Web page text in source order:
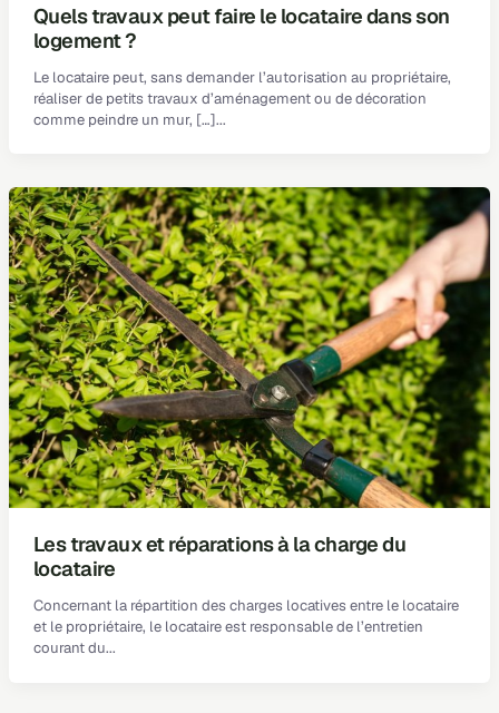
Quels travaux peut faire le locataire dans son
logement ?
Le locataire peut, sans demander l’autorisation au propriétaire,
réaliser de petits travaux d’aménagement ou de décoration
comme peindre un mur, […]
Les travaux et réparations à la charge du
locataire
Concernant la répartition des charges locatives entre le locataire
et le propriétaire, le locataire est responsable de l’entretien
courant du